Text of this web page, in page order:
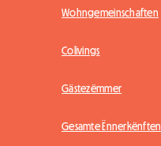
Wohngemeinschaften
Colivings
Gästezëmmer
Gesamte Ënnerkënften